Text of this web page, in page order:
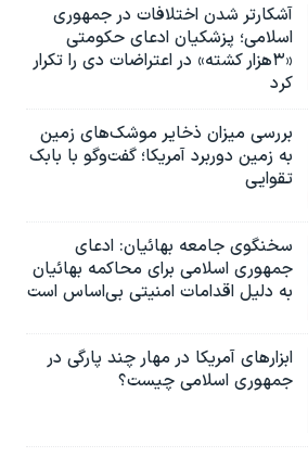
آشکارتر شدن اختلافات در جمهوری
اسلامی؛ پزشکیان ادعای حکومتی
«۳هزار کشته» در اعتراضات دی را تکرار
کرد
بررسی میزان ذخایر موشک‌های زمین
به زمین دوربرد آمریکا؛ گفت‌وگو با بابک
تقوایی
سخنگوی جامعه بهائیان: ادعای
جمهوری اسلامی برای محاکمه بهائیان
به دلیل اقدامات امنیتی بی‌اساس است
ابزارهای آمریکا در مهار چند پارگی در
جمهوری اسلامی چیست؟